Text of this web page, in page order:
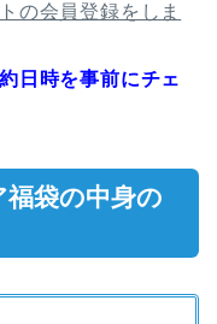
の会員登録をしま
日時を事前にチェ
袋の中身の